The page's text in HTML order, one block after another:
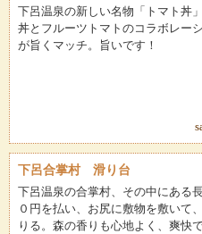
下呂温泉の新しい名物「トマト丼
丼とフルーツトマトのコラボレー
が旨くマッチ。旨いです！
下呂合掌村 滑り台
下呂温泉の合掌村、その中にある
０円を払い、お尻に敷物を敷いて
りる。森の香りも心地よく、爽快で